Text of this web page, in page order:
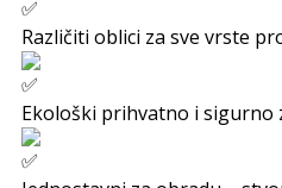
Različiti oblici za sve vrste
Ekološki prihvatno i sigurno